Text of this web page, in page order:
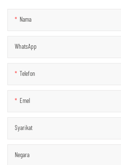
Nama
WhatsApp
Telefon
Emel
Syarikat
Negara